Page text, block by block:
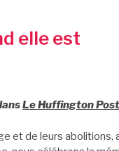
elle est
Le Huffington Post
et de leurs abolitions,